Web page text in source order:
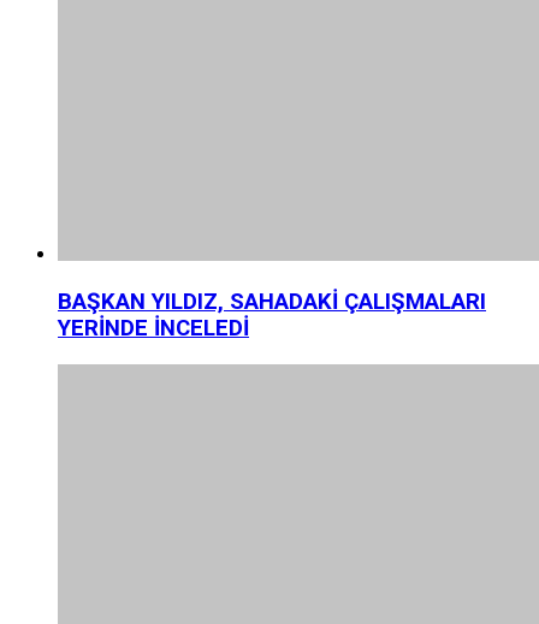
BAŞKAN YILDIZ, SAHADAKİ ÇALIŞMALARI
YERİNDE İNCELEDİ